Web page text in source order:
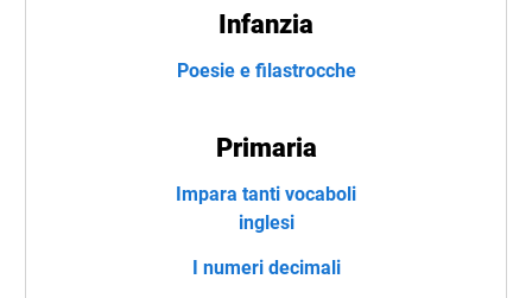
Infanzia
Poesie e filastrocche
Primaria
Impara tanti vocaboli
inglesi
I numeri decimali